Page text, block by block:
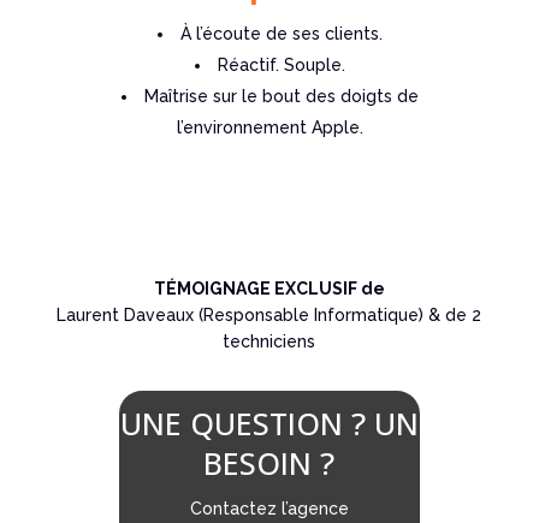
À l’écoute de ses clients.
Réactif. Souple.
Maîtrise sur le bout des doigts de
l’environnement Apple.
TÉMOIGNAGE EXCLUSIF de
Laurent Daveaux (Responsable Informatique) & de 2
techniciens
UNE QUESTION ? UN
BESOIN ?
Contactez l’agence